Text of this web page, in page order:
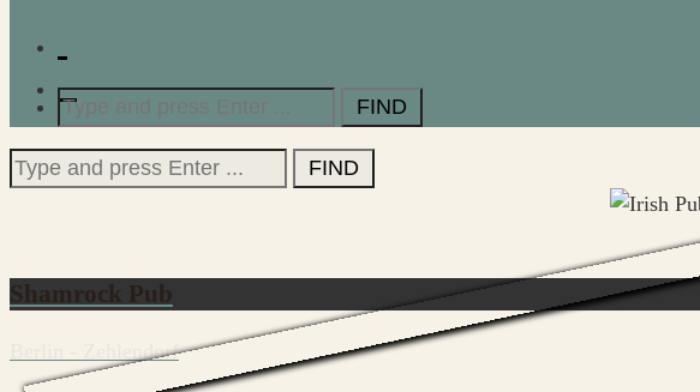
Search
for:
Search
for:
Shamrock Pub
Berlin - Zehlendorf